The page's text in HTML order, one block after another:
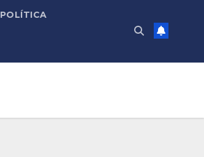
POLÍTICA